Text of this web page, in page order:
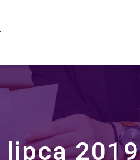
lipca 2019